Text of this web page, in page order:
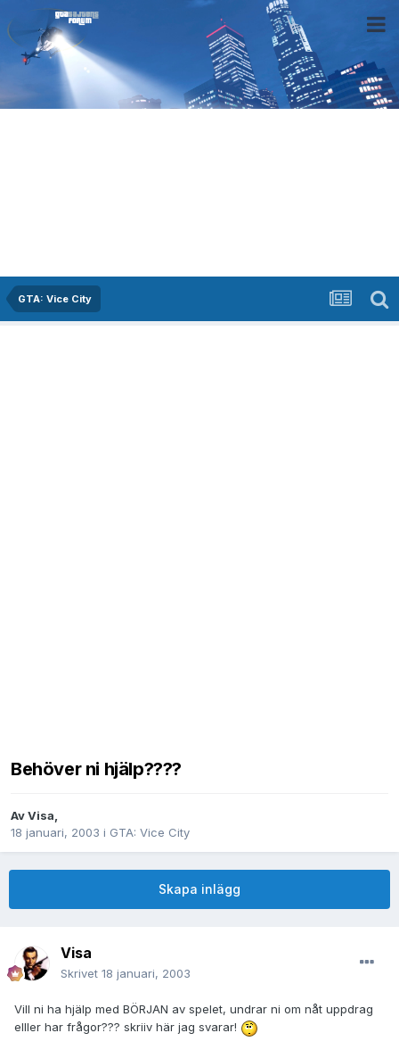
GTA: Vice City
Behöver ni hjälp????
AvVisa,
18 januari, 2003 i GTA: Vice City
Skapa inlägg
Visa
Skrivet 18 januari, 2003
Vill ni ha hjälp med BÖRJAN av spelet, undrar ni om nåt uppdrag
elller har frågor??? skriiv här jag svarar!